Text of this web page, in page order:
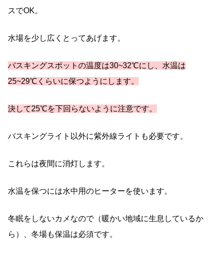
スでOK。
水場を少し広くとってあげます。
バスキングスポットの温度は30~32℃にし、水温は
25~29℃くらいに保つようにします。
決して25℃を下回らないように注意です。
バスキングライト以外に紫外線ライトも必要です。
これらは夜間に消灯します。
水温を保つには水中用のヒーターを使います。
冬眠をしないカメなので（暖かい地域に生息しているか
ら）、冬場も保温は必須です。